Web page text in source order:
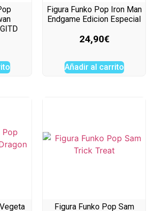
Figura Funko Pop Iron Man
Endgame Edicion Especial
24,90€
Añadir al carrito
Figura Funko Pop Sam